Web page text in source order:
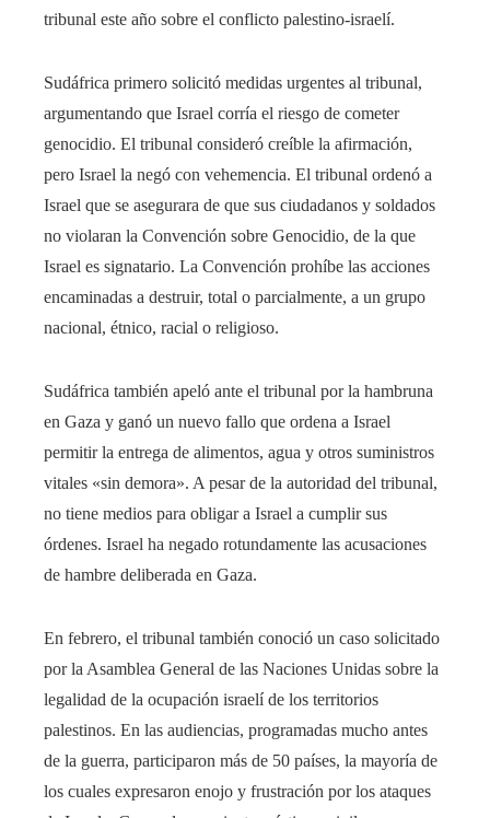
tribunal este año sobre el conflicto palestino-israelí.
Sudáfrica primero solicitó medidas urgentes al tribunal,
argumentando que Israel corría el riesgo de cometer
genocidio. El tribunal consideró creíble la afirmación,
pero Israel la negó con vehemencia. El tribunal ordenó a
Israel que se asegurara de que sus ciudadanos y soldados
no violaran la Convención sobre Genocidio, de la que
Israel es signatario. La Convención prohíbe las acciones
encaminadas a destruir, total o parcialmente, a un grupo
nacional, étnico, racial o religioso.
Sudáfrica también apeló ante el tribunal por la hambruna
en Gaza y ganó un nuevo fallo que ordena a Israel
permitir la entrega de alimentos, agua y otros suministros
vitales «sin demora». A pesar de la autoridad del tribunal,
no tiene medios para obligar a Israel a cumplir sus
órdenes. Israel ha negado rotundamente las acusaciones
de hambre deliberada en Gaza.
En febrero, el tribunal también conoció un caso solicitado
por la Asamblea General de las Naciones Unidas sobre la
legalidad de la ocupación israelí de los territorios
palestinos. En las audiencias, programadas mucho antes
de la guerra, participaron más de 50 países, la mayoría de
los cuales expresaron enojo y frustración por los ataques